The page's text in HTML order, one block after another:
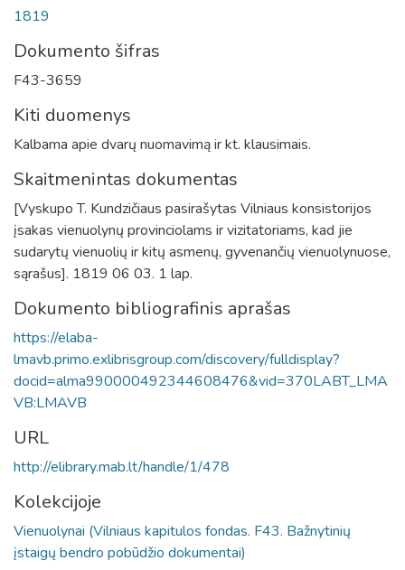
1819
Dokumento šifras
F43-3659
Kiti duomenys
Kalbama apie dvarų nuomavimą ir kt. klausimais.
Skaitmenintas dokumentas
[Vyskupo T. Kundzičiaus pasirašytas Vilniaus konsistorijos
įsakas vienuolynų provinciolams ir vizitatoriams, kad jie
sudarytų vienuolių ir kitų asmenų, gyvenančių vienuolynuose,
sąrašus]. 1819 06 03. 1 lap.
Dokumento bibliografinis aprašas
https://elaba-
lmavb.primo.exlibrisgroup.com/discovery/fulldisplay?
docid=alma990000492344608476&vid=370LABT_LMA
VB:LMAVB
URL
http://elibrary.mab.lt/handle/1/478
Kolekcijoje
Vienuolynai (Vilniaus kapitulos fondas. F43. Bažnytinių
įstaigų bendro pobūdžio dokumentai)